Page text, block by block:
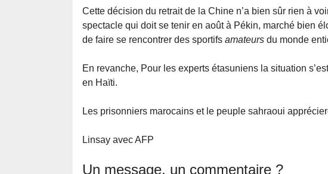
Cette décision du retrait de la Chine n’a bien sûr rien à
spectacle qui doit se tenir en août à Pékin, marché bien
de faire se rencontrer des sportifs amateurs du monde
En revanche, Pour les experts étasuniens la situation
en Haïti.
Les prisonniers marocains et le peuple sahraoui
Linsay avec AFP
Un message, un commentaire ?